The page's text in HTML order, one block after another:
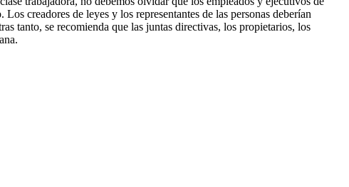
creadores de leyes y los representantes de las personas deberían
tanto, se recomienda que las juntas directivas, los propietarios, los